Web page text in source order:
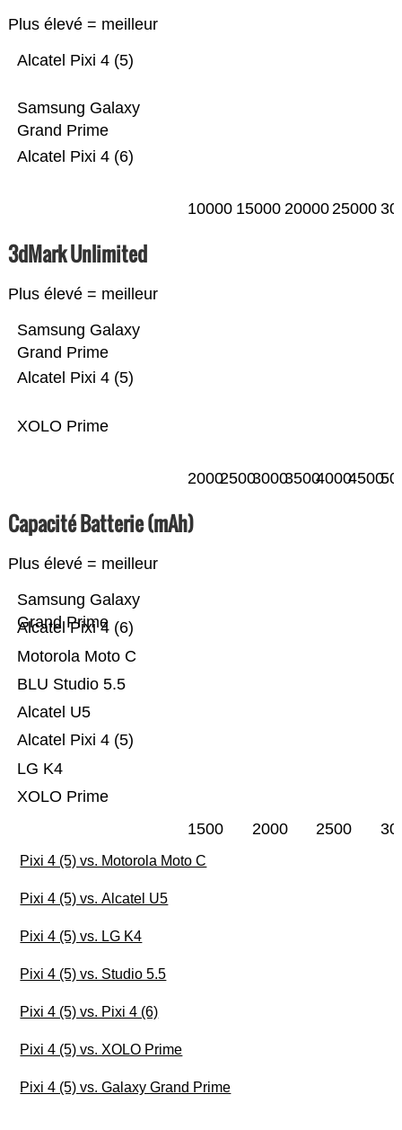
Plus élevé = meilleur
Alcatel Pixi 4 (6)
Samsung Galaxy
Grand Prime
Alcatel Pixi 4 (5)
10000 15000 2000025000
3dMark Unlimited
Plus élevé = meilleur
XOLO Prime
Alcatel Pixi 4 (5)
Samsung Galaxy
Grand Prime
200025003000350040004500
Capacité Batterie (mAh)
Plus élevé = meilleur
XOLO Prime
LG K4
Alcatel Pixi 4 (5)
Alcatel U5
BLU Studio 5.5
Motorola Moto C
Alcatel Pixi 4 (6)
Samsung Galaxy
Grand Prime
1500 2000 2500
Pixi 4 (5) vs. Motorola Moto C
Pixi 4 (5) vs. Alcatel U5
Pixi 4 (5) vs. LG K4
Pixi 4 (5) vs. Studio 5.5
Pixi 4 (5) vs. Pixi 4 (6)
Pixi 4 (5) vs. XOLO Prime
Pixi 4 (5) vs. Galaxy Grand Prime